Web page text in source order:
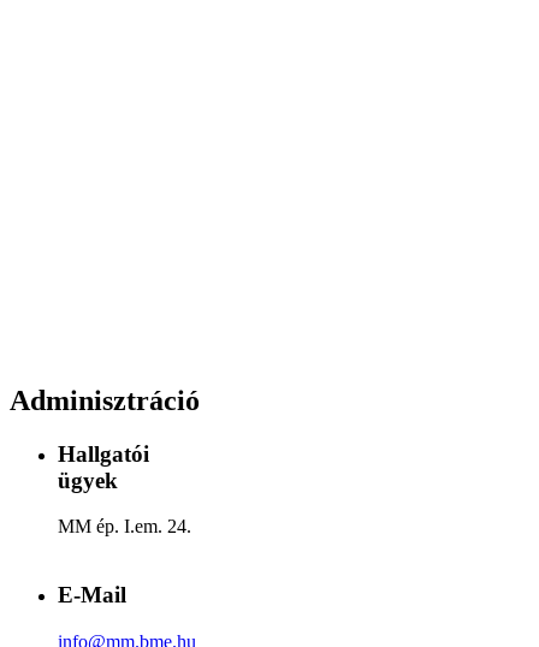
Adminisztráció
Hallgatói
ügyek
MM ép. I.em. 24.
E-Mail
info@mm.bme.hu